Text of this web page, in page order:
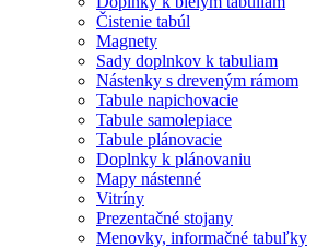
Čistenie tabúl
Magnety
Sady doplnkov k tabuliam
Nástenky s dreveným rámom
Tabule napichovacie
Tabule samolepiace
Tabule plánovacie
Doplnky k plánovaniu
Mapy nástenné
Vitríny
Prezentačné stojany
Menovky, informačné tabuľky